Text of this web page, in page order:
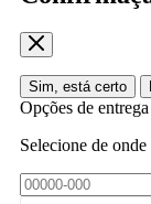
Sim, está certo
Opções de entrega
Selecione de